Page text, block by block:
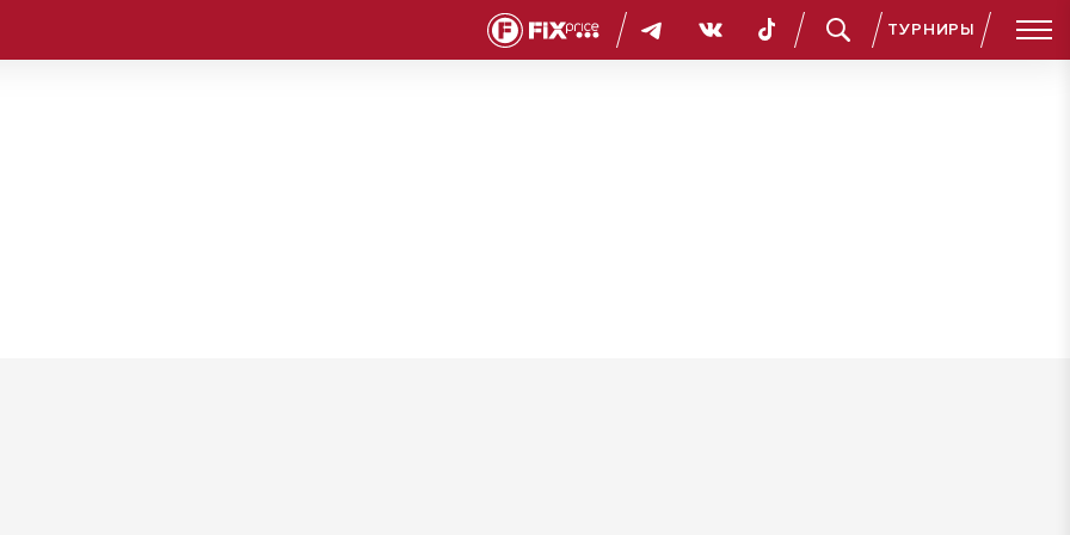
ТУРНИРЫ